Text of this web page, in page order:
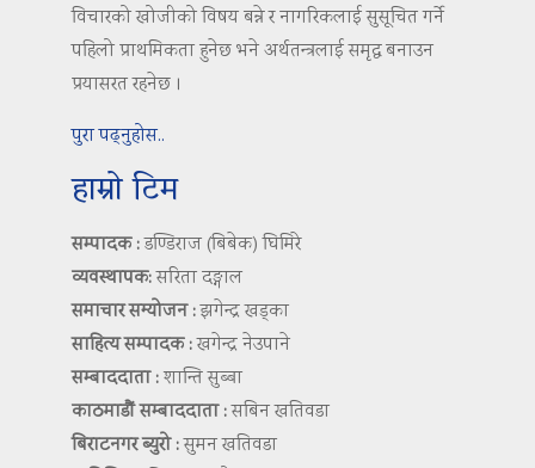
विचारको खोजीको विषय बन्ने र नागरिकलाई सुसूचित गर्ने
पहिलो प्राथमिकता हुनेछ भने अर्थतन्त्रलाई समृद्ध बनाउन
प्रयासरत रहनेछ ।
पुरा पढ्नुहोस..
हाम्रो टिम
सम्पादक :डण्डिराज (बिबेक) घिमिरे
व्यवस्थापक:सरिता दङ्गाल
समाचार सम्योजन :झगेन्द्र खड्का
साहित्य सम्पादक :खगेन्द्र नेउपाने
सम्बाददाता :शान्ति सुब्बा
काठमाडौं सम्बाददाता :सबिन खतिवडा
बिराटनगर ब्युरो :सुमन खतिवडा